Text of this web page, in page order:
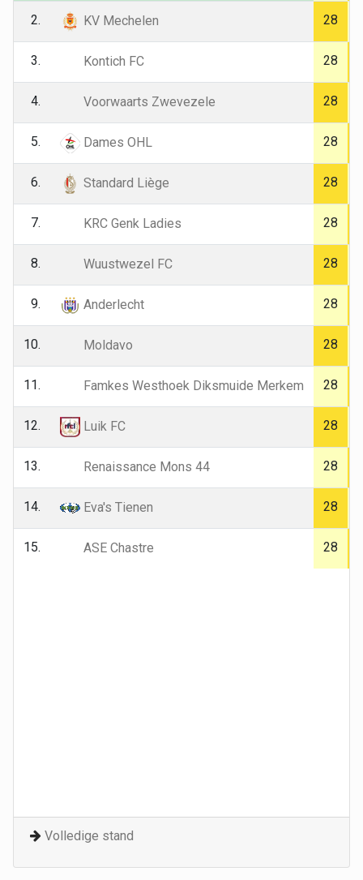
2. KV Mechelen 28
3. Kontich FC 28
4. Voorwaarts Zwevezele 28
5. Dames OHL 28
6. Standard Liège 28
7. KRC Genk Ladies 28
8. Wuustwezel FC 28
9. Anderlecht 28
10. Moldavo 28
11. Famkes Westhoek Diksmuide Merkem 28
12. Luik FC 28
13. Renaissance Mons 44 28
14. Eva's Tienen 28
15. ASE Chastre 28
Volledige stand